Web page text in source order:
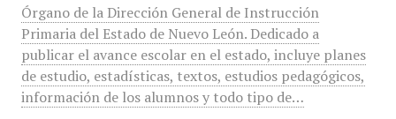
Órgano de la Dirección General de Instrucción
Primaria del Estado de Nuevo León. Dedicado a
publicar el avance escolar en el estado, incluye planes
de estudio, estadísticas, textos, estudios pedagógicos,
información de los alumnos y todo tipo de…